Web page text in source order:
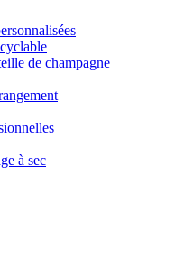
de champagne
à sec